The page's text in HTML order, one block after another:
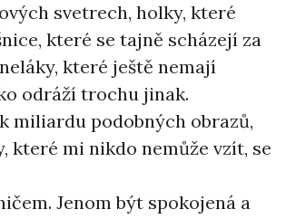
svetrech, holky, které
které se tajně scházejí za
které ještě nemají
odráží trochu jinak.
miliardu podobných obrazů,
mi nikdo nemůže vzít, se
Jenom být spokojená a